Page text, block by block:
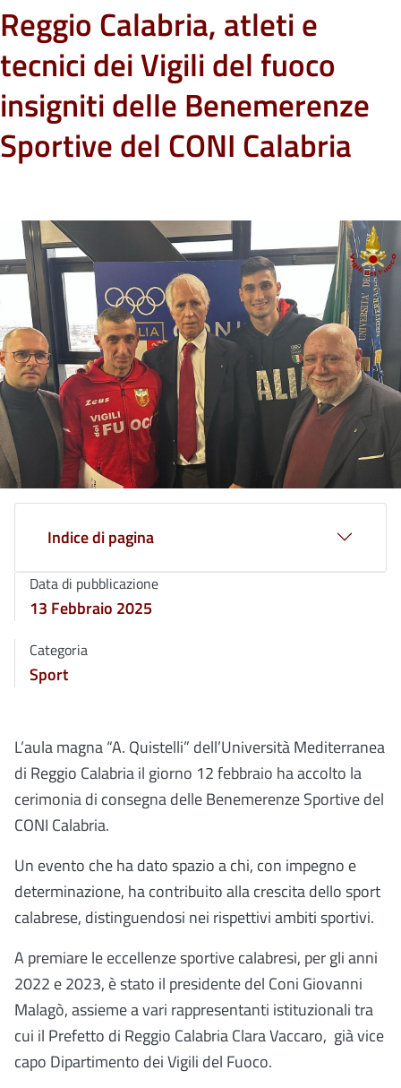
Reggio Calabria, atleti e
tecnici dei Vigili del fuoco
insigniti delle Benemerenze
Sportive del CONI Calabria
Data di pubblicazione
13 Febbraio 2025
Categoria
Sport
L’aula magna “A. Quistelli” dell’Università Mediterranea
di Reggio Calabria il giorno 12 febbraio ha accolto la
cerimonia di consegna delle Benemerenze Sportive del
CONI Calabria.
Un evento che ha dato spazio a chi, con impegno e
determinazione, ha contribuito alla crescita dello sport
calabrese, distinguendosi nei rispettivi ambiti sportivi.
A premiare le eccellenze sportive calabresi, per gli anni
2022 e 2023, è stato il presidente del Coni Giovanni
Malagò, assieme a vari rappresentanti istituzionali tra
cui il Prefetto di Reggio Calabria Clara Vaccaro, già vice
capo Dipartimento dei Vigili del Fuoco.
Indice di pagina